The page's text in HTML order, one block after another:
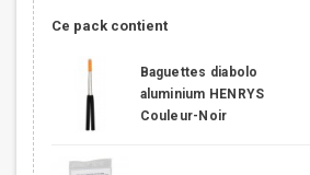
Ce pack contient
Baguettes diabolo
aluminium HENRYS
Couleur-Noir